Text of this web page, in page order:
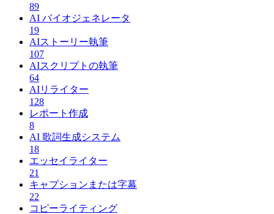
89
AI バイオジェネレータ
19
AIストーリー執筆
107
AIスクリプトの執筆
64
AIリライター
128
レポート作成
8
AI 歌詞生成システム
18
エッセイライター
21
キャプションまたは字幕
22
コピーライティング